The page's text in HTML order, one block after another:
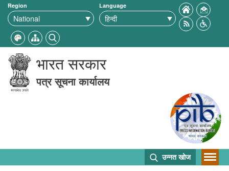
Region Language
भारत सरकार
पत्र सूचना कार्यालय
उन्नत खोज